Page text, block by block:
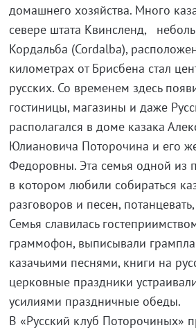
домашнего хозяйства. Много
севере штата Квинсленд,
Кордальба (Cordalba),
километрах от Брисбена стал
русских. Со временем здесь
гостиницы, магазины и даже
располагался в доме казака
Юлиановича Поторочина и его
Федоровны. Эта семья одной из
в котором любили собираться
разговоров и песен,
Семья славилась
граммофон, выписывали
казачьими песнями, книги на
церковные праздники
усилиями праздничные обеды.
В «Русский клуб Поторочиных»